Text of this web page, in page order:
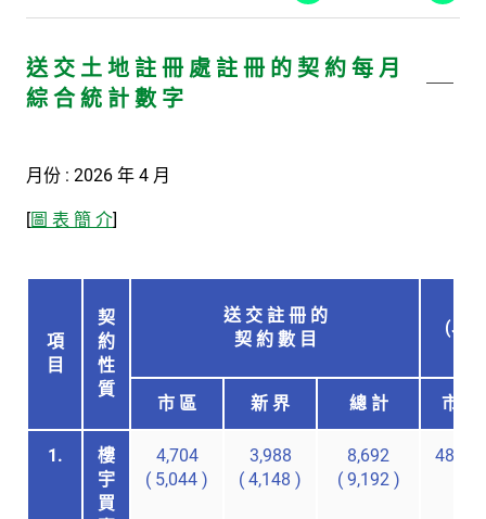
送 交 土 地 註 冊 處 註 冊 的 契 約 每 月
綜 合 統 計 數 字
月份 : 2026 年 4 月
[圖 表 簡 介]
項
目
契
約
性
質
送 交 註 冊 的
契 約 數 目
(以
市 區 新 界 總 計 市 區
1.
樓
宇
買
4,704
( 5,044 )
3,988
( 4,148 )
8,692
( 9,192)
48,275